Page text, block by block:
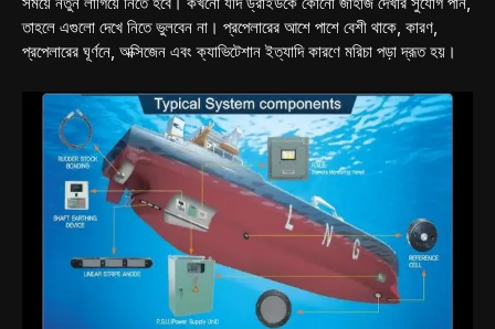
তাহলে এগুলো দেখে নিতে ভুলবেন না। প্রপেলারের আশে পাশে বেশী থাকে, কারণ,
প্রপেলারের ঘূর্ণনে, অক্সিজেন এবং ক্যাভিটেশান ইত্যাদি কারণে মরিচা পড়া দ্রূত হয়।